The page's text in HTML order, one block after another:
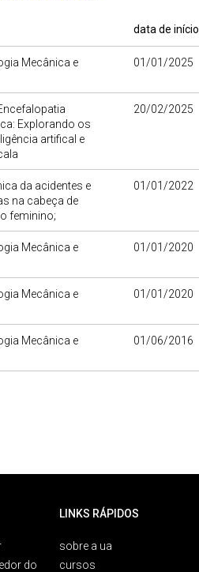
data de início
Mecânica e
01/01/2025
Explorando os
artifical e
20/02/2025
da acidentes e
na cabeça de
feminino;
01/01/2022
Mecânica e
01/01/2020
Mecânica e
01/01/2020
Mecânica e
01/06/2016
do
LINKS RÁPIDOS
sobre a ua
cursos